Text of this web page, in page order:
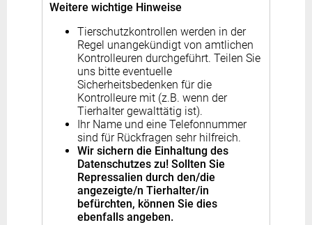
Weitere wichtige Hinweise
Tierschutzkontrollen werden in der
Regel unangekündigt von amtlichen
Kontrolleuren durchgeführt. Teilen Sie
uns bitte eventuelle
Sicherheitsbedenken für die
Kontrolleure mit (z.B. wenn der
Tierhalter gewalttätig ist).
Ihr Name und eine Telefonnummer
sind für Rückfragen sehr hilfreich.
Wir sichern die Einhaltung des
Datenschutzes zu! Sollten Sie
Repressalien durch den/die
angezeigte/n Tierhalter/in
befürchten, können Sie dies
ebenfalls angeben.